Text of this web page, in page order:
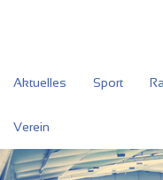
Aktuelles Sport
Verein